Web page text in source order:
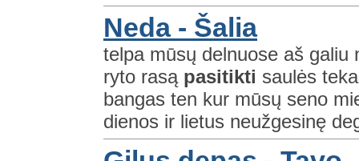
Neda - Šalia
telpa mūsų delnuose aš
ryto rasą pasitikti saulės
bangas ten kur mūsų seno
dienos ir lietus neužgesinę